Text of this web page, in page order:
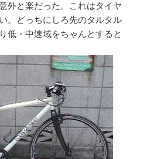
外と楽だった。これはタイヤ
。どっちにしろ先のタルタル
低・中速域をちゃんとすると